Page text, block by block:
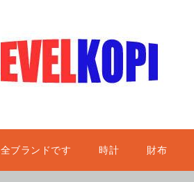
全ブランドです 時計 財布